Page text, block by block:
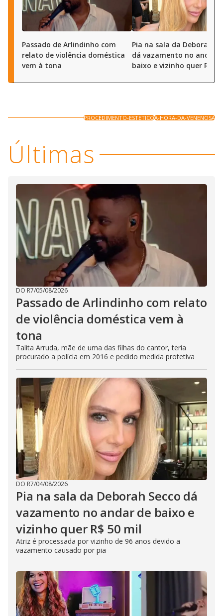
Passado de Arlindinho com
relato de violência doméstica
vem à tona
Pia na sala da Deborah
dá vazamento no andar
baixo e vizinho quer R$
PROCEDIMENTO-ESTETICOA-HORA-DA-VENENOSA
Últimas
DO R7/05/08/2026
Passado de Arlindinho com relato
de violência doméstica vem à
tona
Talita Arruda, mãe de uma das filhas do cantor, teria
procurado a polícia em 2016 e pedido medida protetiva
DO R7/04/08/2026
Pia na sala da Deborah Secco dá
vazamento no andar de baixo e
vizinho quer R$ 50 mil
Atriz é processada por vizinho de 96 anos devido a
vazamento causado por pia